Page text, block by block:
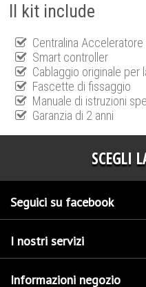
Il kit include
Centralina Acceleratore
Smart controller
Cablaggio originale per
Fascette di fissaggio
Manuale di istruzioni
Garanzia di 2 anni
SCEGLI
Seguici su facebook
I nostri servizi
Informazioni negozio